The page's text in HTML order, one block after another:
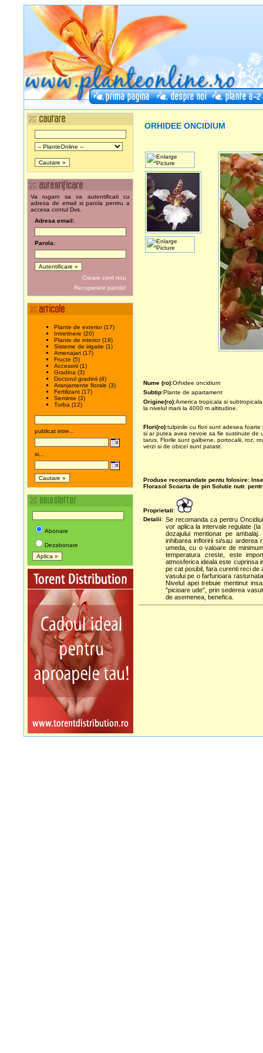
Va rugam sa va autentificati cu
adresa de email si parola pentru a
accesa contul Dvs.
Adresa email:
Parola:
Creare cont nou
Recuperare parola!
Plante de exterior (17)
Intretinere (20)
Plante de interior (19)
Sisteme de irigatie (1)
Amenajari (17)
Fructe (5)
Accesorii (1)
Gradina (3)
Doctorul gradinii (4)
Aranjamente florale (3)
Fertilizant (17)
Seminte (3)
Turba (12)
publicat intre...
si...
Abonare
Dezabonare
ORHIDEE ONCIDIUM
Nume (ro):Orhidee oncidium
Subtip:Plante de apartament
Origine(ro):America tropicala si
la nivelul marii la 4000 m altitudine.
Flori(ro):tulpinile cu flori sunt adesea foarte
si ar putea avea nevoie sa fie sustinute de
tarus. Florile sunt galbene, portocalii, roz,
verzi si de obicei sunt patate.
Produse recomandate pentu folosire:
Florasol Scoarta de pin Solutie nutr.
Proprietati:
Detalii: Se recomanda ca pentru
vor aplica la intervale regulate
dozajului mentionat pe
inhibarea infloririi si/sau arderea
umeda, cu o valoare de
temperatura creste, este
atmosferica ideala este cuprinsa
pe cat posibil, fara curenti reci de
vasului pe o farfurioara
Nivelul apei trebuie mentinut
"picioare ude", prin sederea
de asemenea, benefica.